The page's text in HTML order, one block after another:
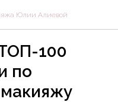
Юлии Алиевой
100
по